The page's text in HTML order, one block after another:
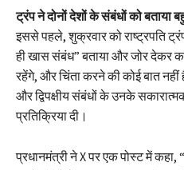
ट्रंप ने दोनों देशों के संबंधों को बताया
इससे पहले, शुक्रवार को राष्ट्रपति
ही खास संबंध” बताया और जोर देकर
रहेंगे, और चिंता करने की कोई बात नहीं
और द्विपक्षीय संबंधों के उनके
प्रतिक्रिया दी।
प्रधानमंत्री ने X पर एक पोस्ट में कहा,